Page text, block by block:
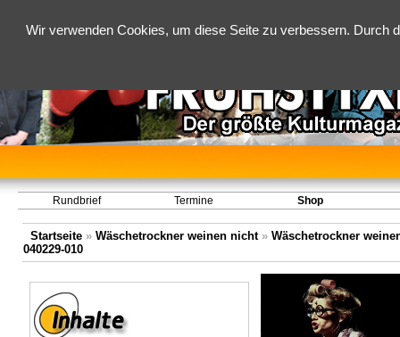
Wir verwenden Cookies, um diese Seite zu verbessern.
Rundbrief Termine Shop
Startseite» Wäschetrockner weinen nicht» Wäschetrockner
040229-010